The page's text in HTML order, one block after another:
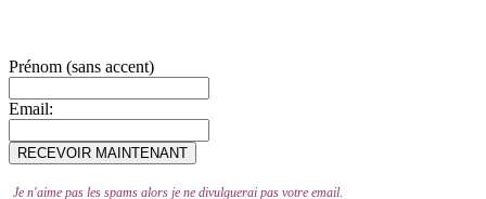
Prénom (sans accent)
Email:
Je n'aime pas les spams alors je ne divulguerai pas votre email.